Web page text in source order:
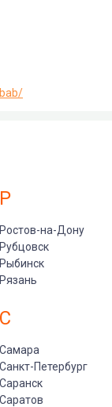
Р
Ростов-на-Дону
Рубцовск
Рыбинск
Рязань
С
Самара
Санкт-Петербург
Саранск
Саратов